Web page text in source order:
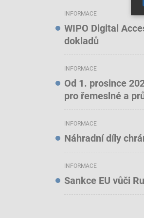
INFORMACE
WIPO Digital
dokladů
INFORMACE
Od 1. prosince
pro řemeslné a
INFORMACE
Náhradní díly
INFORMACE
Sankce EU vůči